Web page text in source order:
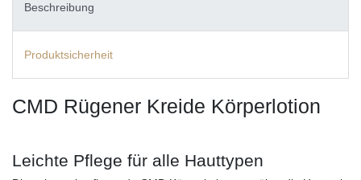
Beschreibung
Produktsicherheit
CMD Rügener Kreide Körperlotion
Leichte Pflege für alle Hauttypen